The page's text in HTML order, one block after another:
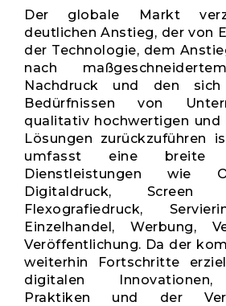
Der globale Markt
deutlichen Anstieg, der von
der Technologie, dem
nach
Nachdruck und den sich
Bedürfnissen von
qualitativ hochwertigen und
Lösungen zurückzuführen
umfasst eine breite
Dienstleistungen wie
Digitaldruck,
Flexografiedruck,
Einzelhandel, Werbung,
Veröffentlichung. Da der
weiterhin Fortschritte
digitalen Innovationen,
Praktiken und der